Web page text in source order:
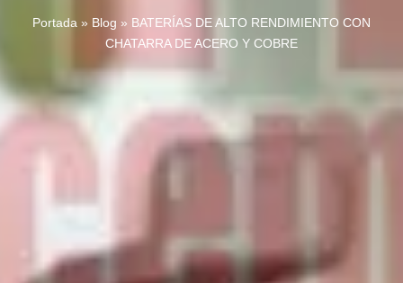
Portada » Blog » BATERÍAS DE ALTO RENDIMIENTO CON
CHATARRA DE ACERO Y COBRE